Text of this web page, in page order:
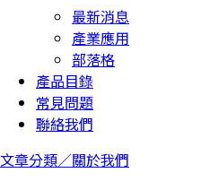
最新消息
產業應用
部落格
產品目錄
常見問題
聯絡我們
文章分類／關於我們